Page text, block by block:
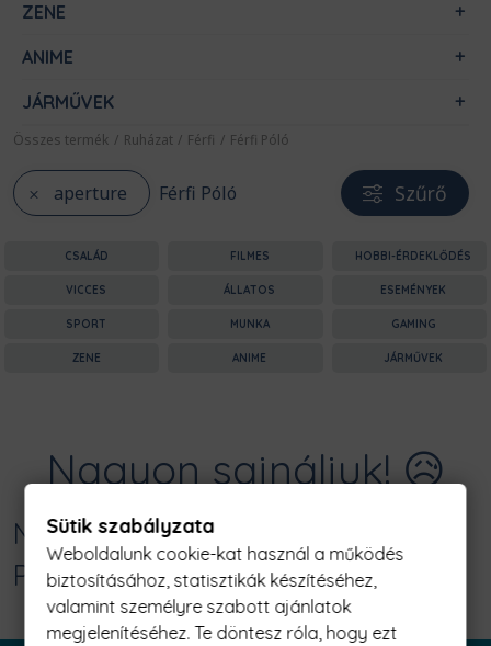
ZENE
ANIME
JÁRMŰVEK
Összes termék / Ruházat / Férfi / Férfi Póló
aperture Férfi Póló Szűrő
CSALÁD FILMES HOBBI-ÉRDEKLŐDÉS
VICCES ÁLLATOS ESEMÉNYEK
SPORT MUNKA GAMING
ZENE ANIME JÁRMŰVEK
Nagyon sajnáljuk! 😥
Nincs találat erre: "aperture Férfi
Póló"
Sütik szabályzata
Weboldalunk cookie-kat használ a működés
biztosításához, statisztikák készítéséhez,
valamint személyre szabott ajánlatok
megjelenítéséhez. Te döntesz róla, hogy ezt